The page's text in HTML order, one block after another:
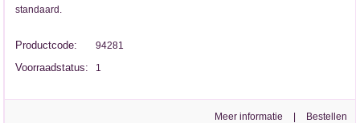
standaard.
Productcode: 94281
Voorraadstatus: 1
Meer informatie |